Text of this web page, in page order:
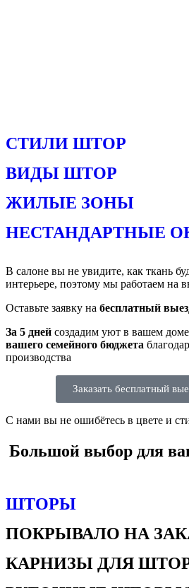
СТИЛИ ШТОР
ВИДЫ ШТОР
ЖИЛЫЕ ЗОНЫ
НЕСТАНДАРТНЫЕ
В салоне вы не увидите, как ткань
интерьере, поэтому мы работаем на
Оставьте заявку на бесплатный
За 5 дней создадим уют в вашем доме
вашего семейного бюджета
производства
Заказать бесплатный
С нами вы не ошибётесь в цвете и
Большой выбор для
ШТОРЫ
ПОКРЫВАЛО НА
КАРНИЗЫ ДЛЯ